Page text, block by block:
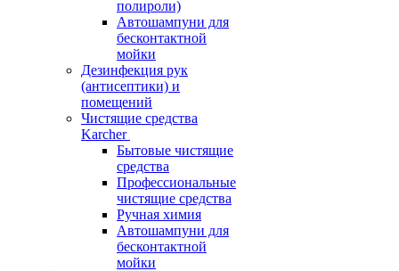
полироли)
Автошампуни для
бесконтактной
мойки
Дезинфекция рук
(антисептики) и
помещений
Чистящие средства
Karcher
Бытовые чистящие
средства
Профессиональные
чистящие средства
Ручная химия
Автошампуни для
бесконтактной
мойки